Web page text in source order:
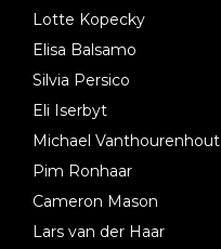
Lotte Kopecky
Elisa Balsamo
Silvia Persico
Eli Iserbyt
Michael Vanthourenhout
Pim Ronhaar
Cameron Mason
Lars van der Haar